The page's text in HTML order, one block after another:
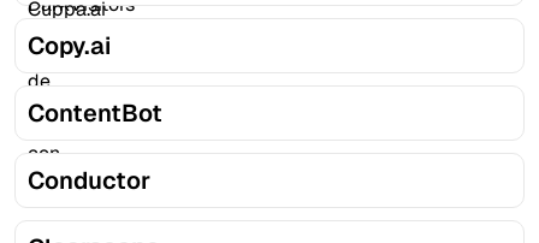
Copy.ai
ContentBot
Conductor